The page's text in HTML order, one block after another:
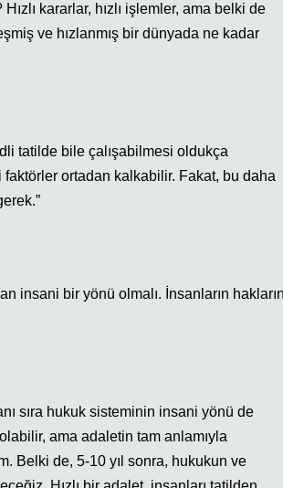
kararlar, hızlı işlemler, ama belki de
ve hızlanmış bir dünyada ne kadar
tatilde bile çalışabilmesi oldukça
ortadan kalkabilir. Fakat, bu daha
insani bir yönü olmalı. İnsanların
sıra hukuk sisteminin insani yönü de
ama adaletin tam anlamıyla
Belki de, 5-10 yıl sonra, hukukun ve